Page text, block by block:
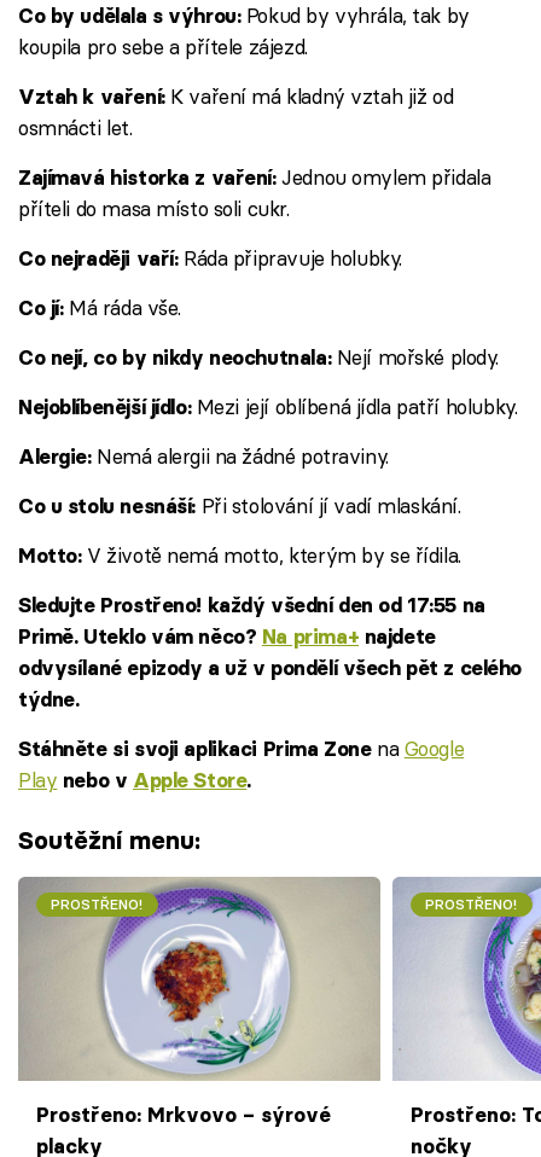
Co by udělala s výhrou:Pokud by vyhrála, tak by
koupila pro sebe a přítele zájezd.
Vztah k vaření:K vaření má kladný vztah již od
osmnácti let.
Zajímavá historka z vaření:Jednou omylem přidala
příteli do masa místo soli cukr.
Co nejraději vaří:Ráda připravuje holubky.
Co jí:Má ráda vše.
Co nejí, co by nikdy neochutnala:Nejí mořské plody.
Nejoblíbenější jídlo:Mezi její oblíbená jídla patří holubky.
Alergie:Nemá alergii na žádné potraviny.
Co u stolu nesnáší:Při stolování jí vadí mlaskání.
Motto:V životě nemá motto, kterým by se řídila.
Sledujte Prostřeno! každý všední den od 17:55 na
Primě. Uteklo vám něco? Na prima+ najdete
odvysílané epizody a už v pondělí všech pět z celého
týdne.
Stáhněte si svoji aplikaci Prima Zone naGoogle
Play nebo v Apple Store.
Soutěžní menu:
PROSTŘENO!
Prostřeno: Mrkvovo – sýrové
placky
PROSTŘENO!
Prostřeno:
nočky